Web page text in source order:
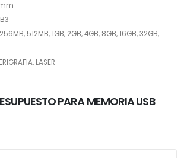
512MB, 1GB, 2GB, 4GB, 8GB, 16GB, 32GB,
LASER
PARA MEMORIA USB